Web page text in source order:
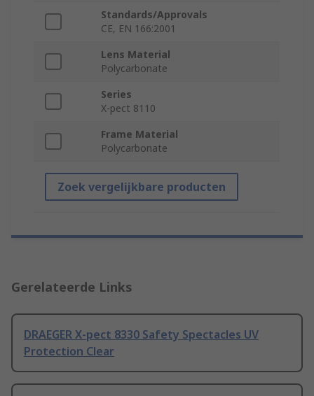
Standards/Approvals
CE, EN 166:2001
Lens Material
Polycarbonate
Series
X-pect 8110
Frame Material
Polycarbonate
Zoek vergelijkbare producten
Gerelateerde Links
DRAEGER X-pect 8330 Safety Spectacles UV
Protection Clear